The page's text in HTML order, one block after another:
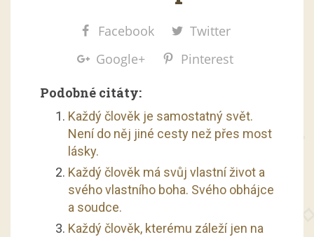
Facebook
Twitter
Google+
Pinterest
Podobné citáty:
Každý člověk je samostatný svět.
Není do něj jiné cesty než přes most
lásky.
Každý člověk má svůj vlastní život a
svého vlastního boha. Svého obhájce
a soudce.
Každý člověk, kterému záleží jen na